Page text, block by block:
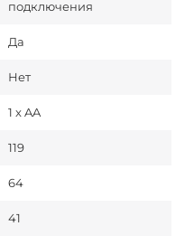
подключения
Да
Нет
1 x AA
119
64
41